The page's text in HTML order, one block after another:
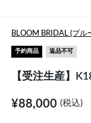
BLOOM BRIDAL (ブル
予約商品 返品不可
【受注生産】
¥88,000(税込)